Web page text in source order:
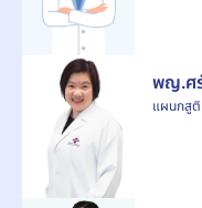
พญ.ศ
แผนกสูติ